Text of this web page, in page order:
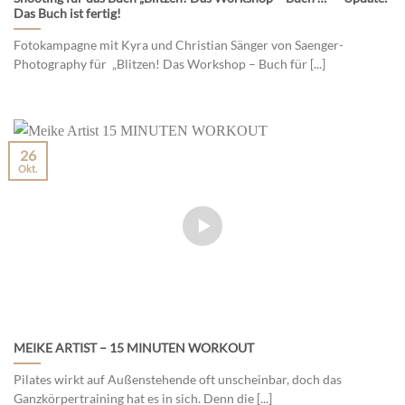
Das Buch ist fertig!
Fotokampagne mit Kyra und Christian Sänger von Saenger-
Photography für „Blitzen! Das Workshop – Buch für [...]
MEIKE ARTIST – 15 MINUTEN WORKOUT
Pilates wirkt auf Außenstehende oft unscheinbar, doch das
Ganzkörpertraining hat es in sich. Denn die [...]
26
Okt.